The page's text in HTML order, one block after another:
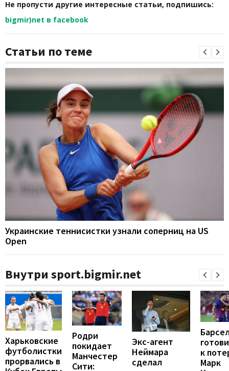
Не пропусти другие интересные статьи, подпишись:
bigmir)net в facebook
Статьи по теме
Украинские теннисистки узнали соперниц на US
Open
Внутри sport.bigmir.net
Харьковские
футболистки
прорвались в
Родри
покидает
Манчестер
Сити:
Экс-агент
Неймара
сделал
к
Марк